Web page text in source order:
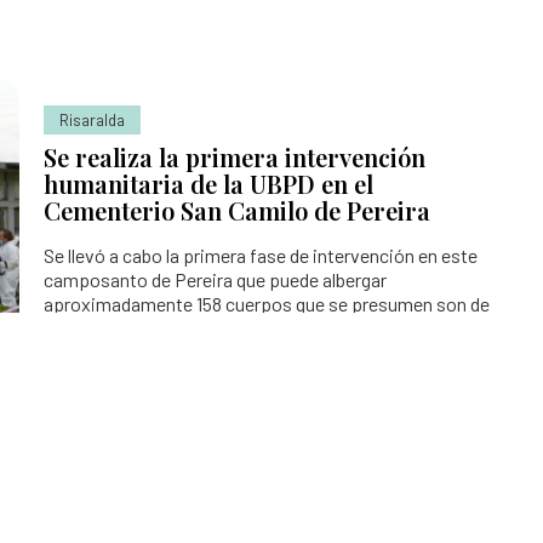
Risaralda
Se realiza la primera intervención
humanitaria de la UBPD en el
Cementerio San Camilo de Pereira
Se llevó a cabo la primera fase de intervención en este
camposanto de Pereira que puede albergar
aproximadamente 158 cuerpos que se presumen son de